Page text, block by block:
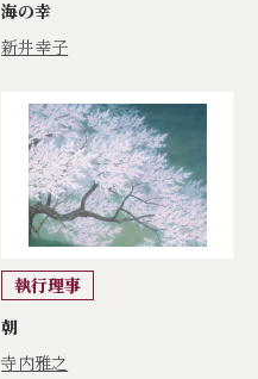
海の幸
新井幸子
執行理事
朝
寺内雅之